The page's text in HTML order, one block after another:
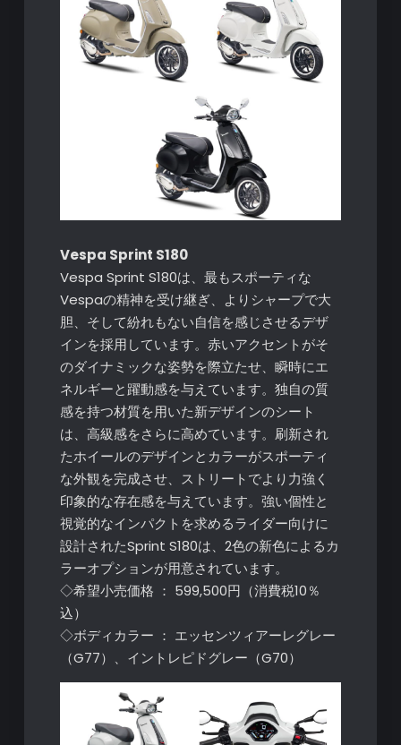
Vespa Sprint S180
Vespa Sprint S180は、最もスポーティな
Vespaの精神を受け継ぎ、よりシャープで大
胆、そして紛れもない自信を感じさせるデザ
インを採用しています。赤いアクセントがそ
のダイナミックな姿勢を際立たせ、瞬時にエ
ネルギーと躍動感を与えています。独自の質
感を持つ材質を用いた新デザインのシート
は、高級感をさらに高めています。刷新され
たホイールのデザインとカラーがスポーティ
な外観を完成させ、ストリートでより力強く
印象的な存在感を与えています。強い個性と
視覚的なインパクトを求めるライダー向けに
設計されたSprint S180は、2色の新色によるカ
ラーオプションが用意されています。
◇希望小売価格 ： 599,500円（消費税10％
込）
◇ボディカラー ： エッセンツィアーレグレー
（G77）、イントレピドグレー（G70）